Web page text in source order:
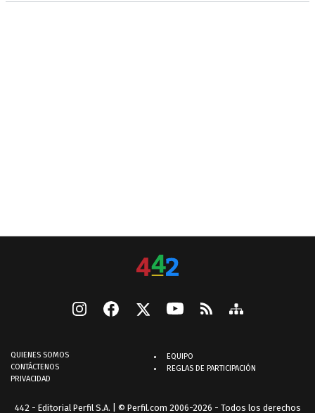
QUIENES SOMOS
CONTÁCTENOS
PRIVACIDAD
EQUIPO
REGLAS DE PARTICIPACIÓN
442 - Editorial Perfil S.A. | © Perfil.com 2006-2026 - Todos los derechos